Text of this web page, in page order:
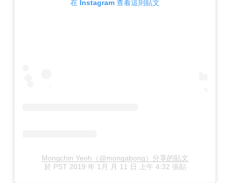
在 Instagram 查看這則貼文
Mongchin Yeoh（@mongabong）分享的貼文
於 PST 2019 年 1月 月 11 日 上午 4:32 張貼